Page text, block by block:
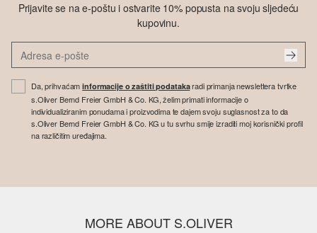
Prijavite se na e-poštu i ostvarite 10% popusta na svoju sljedeću
kupovinu.
Da, prihvaćaminformacije o zaštiti podatakaradi primanja newslettera tvrtke
s.Oliver Bernd Freier GmbH & Co. KG, želim primati informacije o
individualiziranim ponudama i proizvodima te dajem svoju suglasnost za to da
s.Oliver Bernd Freier GmbH & Co. KG u tu svrhu smije izraditi moj korisnički profil
na različitim uređajima.
MORE ABOUT S.OLIVER